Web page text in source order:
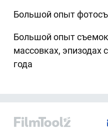
Большой опыт
Большой опыт съемок
массовках, эпизодах
года